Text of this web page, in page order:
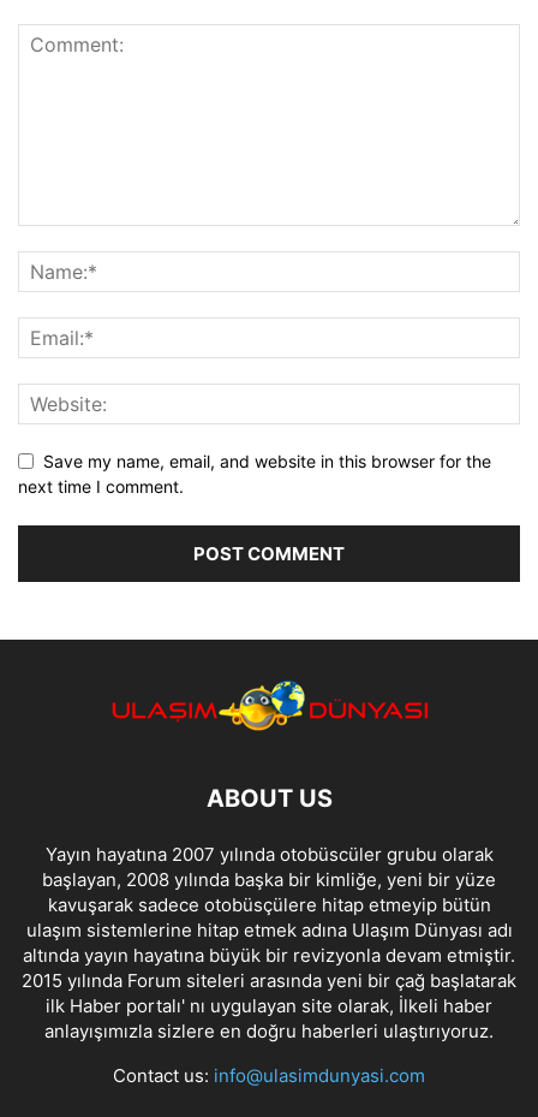
Save my name, email, and website in this browser for the
next time I comment.
ABOUT US
Yayın hayatına 2007 yılında otobüscüler grubu olarak
başlayan, 2008 yılında başka bir kimliğe, yeni bir yüze
kavuşarak sadece otobüsçülere hitap etmeyip bütün
ulaşım sistemlerine hitap etmek adına Ulaşım Dünyası adı
altında yayın hayatına büyük bir revizyonla devam etmiştir.
2015 yılında Forum siteleri arasında yeni bir çağ başlatarak
ilk Haber portalı' nı uygulayan site olarak, İlkeli haber
anlayışımızla sizlere en doğru haberleri ulaştırıyoruz.
Contact us: info@ulasimdunyasi.com